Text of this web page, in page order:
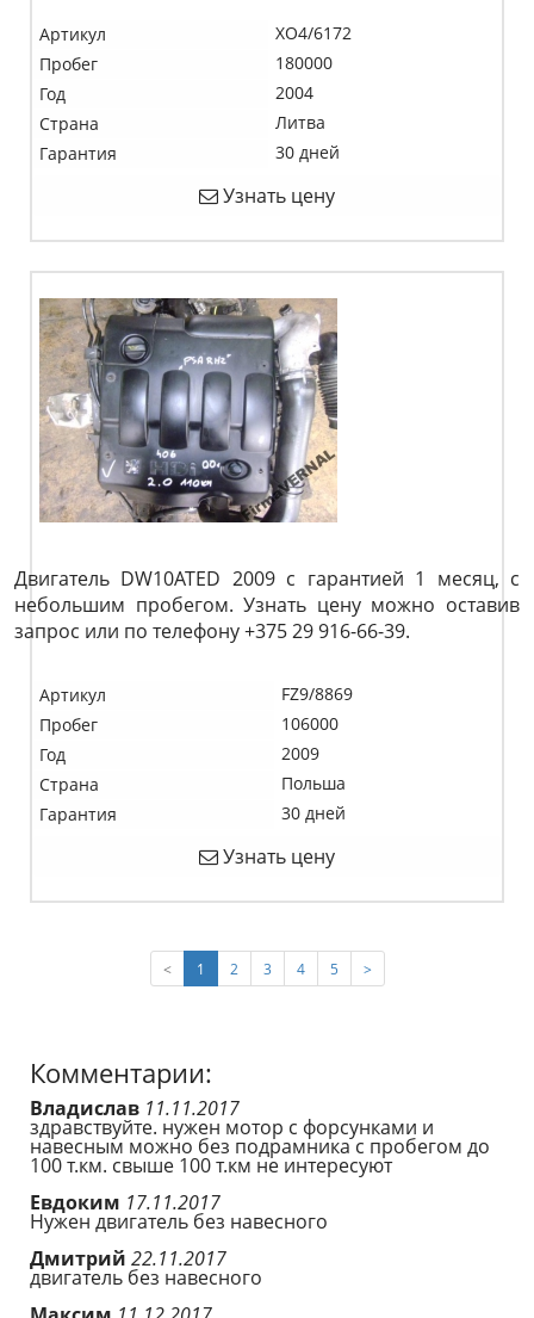
Артикул
XO4/6172
Пробег
180000
Год
2004
Страна
Литва
Гарантия
30 дней
Узнать цену
Двигатель DW10ATED 2009 с гарантией 1 месяц, с
небольшим пробегом. Узнать цену можно оставив
запрос или по телефону +375 29 916-66-39.
Артикул
FZ9/8869
Пробег
106000
Год
2009
Страна
Польша
Гарантия
30 дней
Узнать цену
< 1 (current)
2 3 4 5 >
Комментарии:
Владислав 11.11.2017
здравствуйте. нужен мотор с форсунками и
навесным можно без подрамника с пробегом до
100 т.км. свыше 100 т.км не интересуют
Евдоким 17.11.2017
Нужен двигатель без навесного
Дмитрий 22.11.2017
двигатель без навесного